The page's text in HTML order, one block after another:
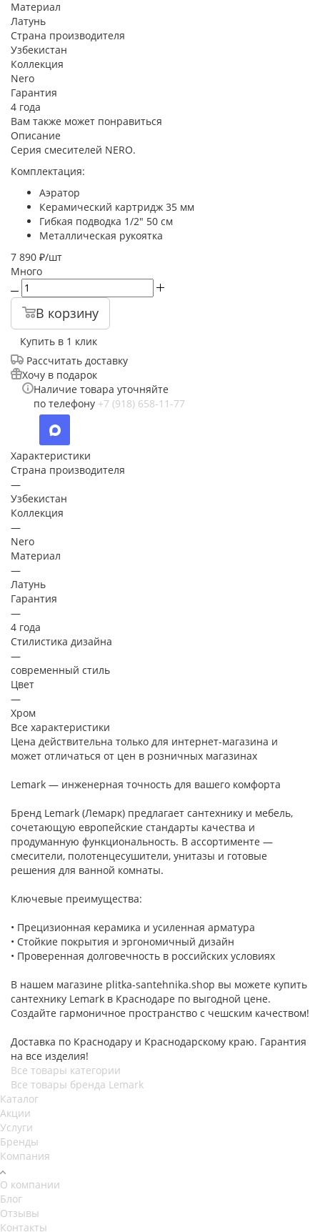
Материал
Латунь
Страна производителя
Узбекистан
Коллекция
Nero
Гарантия
4 года
Вам также может понравиться
Описание
Серия смесителей NERO.
Комплектация:
Аэратор
Керамический картридж 35 мм
Гибкая подводка 1/2" 50 см
Металлическая рукоятка
7 890 ₽/шт
Много
В корзину
Купить в 1 клик
Рассчитать доставку
Хочу в подарок
Наличие товара уточняйте
по телефону +7 (918) 658-11-77
Характеристики
Страна производителя
—
Узбекистан
Коллекция
—
Nero
Материал
—
Латунь
Гарантия
—
4 года
Стилистика дизайна
—
современный стиль
Цвет
—
Хром
Все характеристики
Цена действительна только для интернет-магазина и
может отличаться от цен в розничных магазинах
Lemark — инженерная точность для вашего комфорта
Бренд Lemark (Лемарк) предлагает сантехнику и мебель,
сочетающую европейские стандарты качества и
продуманную функциональность. В ассортименте —
смесители, полотенцесушители, унитазы и готовые
решения для ванной комнаты.
Ключевые преимущества:
• Прецизионная керамика и усиленная арматура
• Стойкие покрытия и эргономичный дизайн
• Проверенная долговечность в российских условиях
В нашем магазине plitka-santehnika.shop вы можете купить
сантехнику Lemark в Краснодаре по выгодной цене.
Создайте гармоничное пространство с чешским качеством!
Доставка по Краснодару и Краснодарскому краю. Гарантия
на все изделия!
Все товары категории
Все товары бренда Lemark
Каталог
Акции
Услуги
Бренды
Компания
О компании
Блог
Отзывы
Контакты